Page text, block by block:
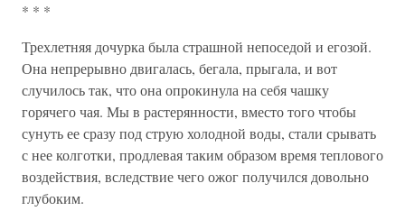
* * *
Трехлетняя дочурка была страшной непоседой и егозой.
Она непрерывно двигалась, бегала, прыгала, и вот
случилось так, что она опрокинула на себя чашку
горячего чая. Мы в растерянности, вместо того чтобы
сунуть ее сразу под струю холодной воды, стали срывать
с нее колготки, продлевая таким образом время теплового
воздействия, вследствие чего ожог получился довольно
глубоким.